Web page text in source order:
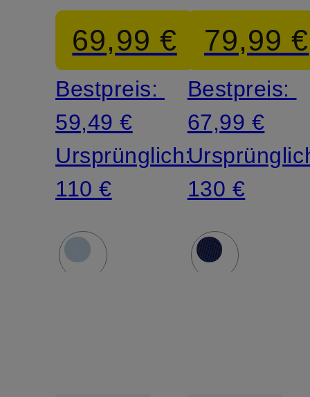
69,99 €
Bestpreis:
59,49 €
Ursprünglich:
110 €
79,99 €
Bestpreis:
67,99 €
130 €